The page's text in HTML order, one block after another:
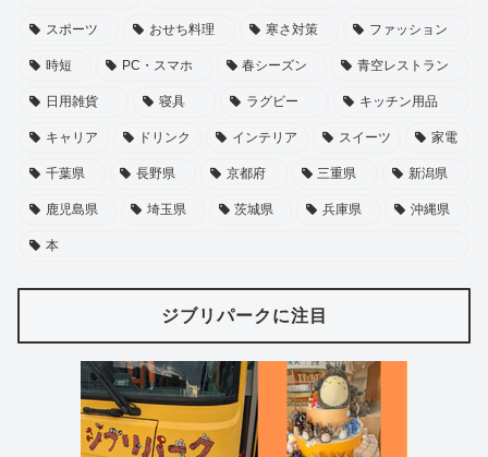
スポーツ おせち料理 寒さ対策 ファッション
時短 PC・スマホ 春シーズン 青空レストラン
日用雑貨 寝具 ラグビー キッチン用品
キャリア ドリンク インテリア スイーツ 家電
千葉県 長野県 京都府 三重県 新潟県
鹿児島県 埼玉県 茨城県 兵庫県 沖縄県
本
ジブリパークに注目